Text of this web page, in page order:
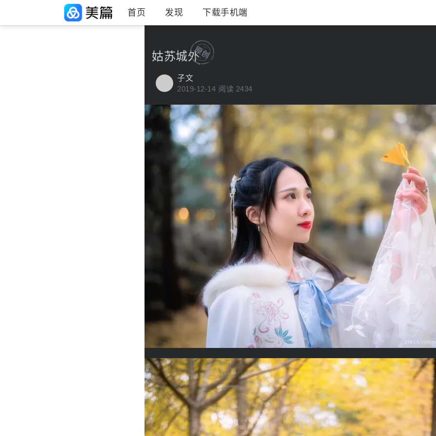
首页 发现 下载手机端
姑苏城外
子文
2019-12-14 阅读 2434